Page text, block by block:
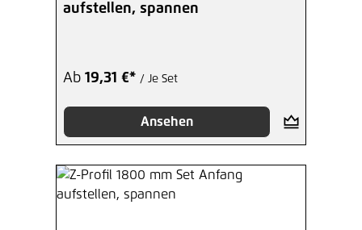
aufstellen, spannen
Ab 19,31 €* / Je Set
Ansehen